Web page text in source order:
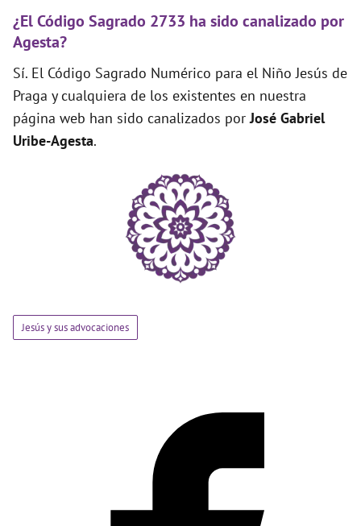
¿El Código Sagrado 2733 ha sido canalizado por
Agesta?
Sí. El Código Sagrado Numérico para el Niño Jesús de
Praga y cualquiera de los existentes en nuestra
página web han sido canalizados porJosé Gabriel
Uribe-Agesta.
Jesús y sus advocaciones